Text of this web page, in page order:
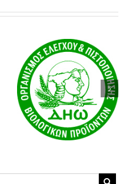
Το ντοκιμαντέρ
«2258: Μια
ιστορία για την
αναγέννηση της
Αναγεννητική